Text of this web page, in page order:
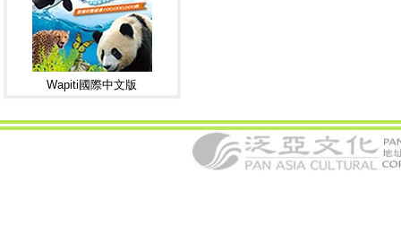
Wapiti國際中文版